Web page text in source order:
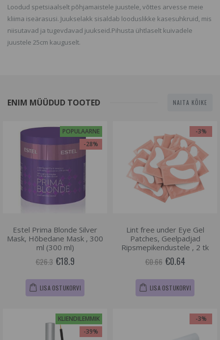
Loodud spetsiaalselt põhjamaistele juustele, võttes arvesse meie
kliima iseärasusi. Juukselakk sisaldab looduslikke kasesuhkruid, mis
niisutavad ja tugevdavad juukseid.Pihusta ühtlaselt kuivadele
juustele 25cm kauguselt.
ENIM MÜÜDUD TOOTED NAITA KÕIKE
POPULAARNE
-28%
Estel Prima Blonde Silver
Mask, Hõbedane Mask , 300
ml (300 ml)
€26.3 €18.9
LISA OSTUKORVI
-3%
Lint free under Eye Gel
Patches, Geelpadjad
Ripsmepikendustele , 2 tk
€0.66 €0.64
LISA OSTUKORVI
KLIENDILEMMIK
-39%
-3%